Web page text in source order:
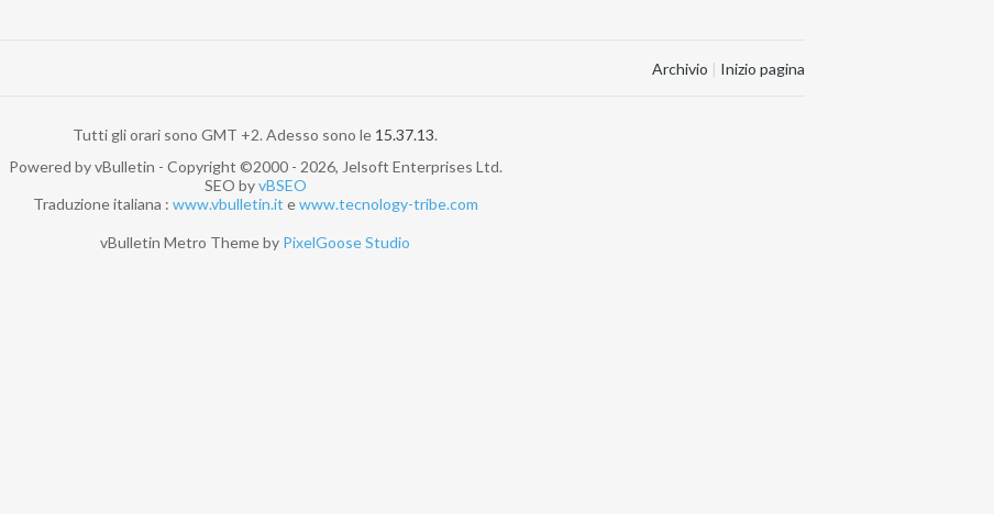
Archivio | Inizio pagina
Tutti gli orari sono GMT +2. Adesso sono le 15.37.13.
Powered by vBulletin - Copyright ©2000 - 2026, Jelsoft Enterprises Ltd.
SEO byvBSEO
Traduzione italiana : www.vbulletin.it ewww.tecnology-tribe.com
vBulletin Metro Theme by PixelGoose Studio